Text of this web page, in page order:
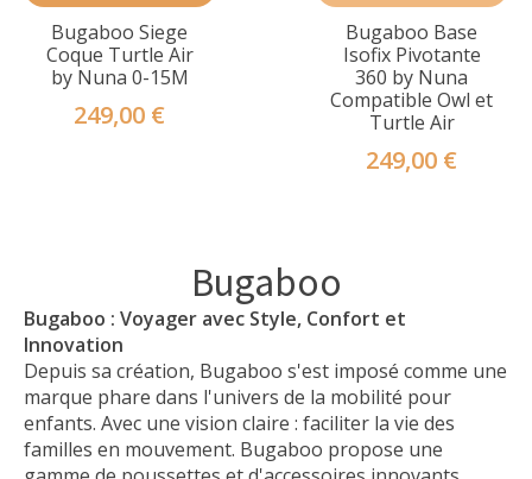
Bugaboo Siege
Coque Turtle Air
by Nuna 0-15M
249,00 €
Bugaboo Base
Isofix Pivotante
360 by Nuna
Compatible Owl et
Turtle Air
249,00 €
Bugaboo
Bugaboo : Voyager avec Style, Confort et
Innovation
Depuis sa création, Bugaboo s'est imposé comme une
marque phare dans l'univers de la mobilité pour
enfants. Avec une vision claire : faciliter la vie des
familles en mouvement. Bugaboo propose une